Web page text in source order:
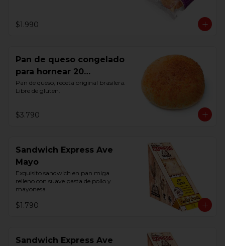
$1.990
Pan de queso congelado
para hornear 20
Unidades
Pan de queso, receta original brasilera.
Libre de gluten.
$3.790
Sandwich Express Ave
Mayo
Exquisito sandwich en pan miga
relleno con suave pasta de pollo y
mayonesa
$1.790
Sandwich Express Ave